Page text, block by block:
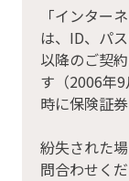
「インター
は、ID、パ
以降のご契
す（2006年
時に保険証
紛失された場
問合わせくだ